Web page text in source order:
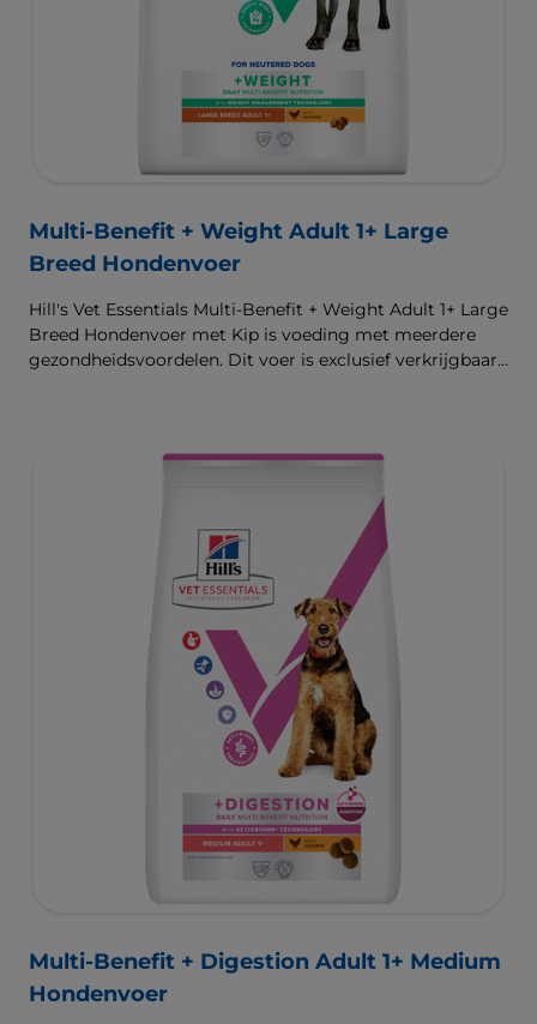
Multi-Benefit + Weight Adult 1+ Large
Breed Hondenvoer
Hill's Vet Essentials Multi-Benefit + Weight Adult 1+ Large
Breed Hondenvoer met Kip is voeding met meerdere
gezondheidsvoordelen. Dit voer is exclusief verkrijgbaar
samengesteld om een gezond gewicht te ondersteunen
gezonde gewrichten. Onze unieke technologie voor
gewichtscontrole helpt honden om vet te verbranden en
een gezond gewicht te bereiken en te behouden. De
beste ondersteuning voor nu en de toekomst.
Multi-Benefit + Digestion Adult 1+ Medium
Hondenvoer